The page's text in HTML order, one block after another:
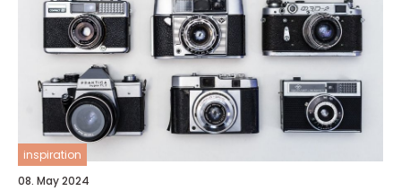
inspiration
08. May 2024